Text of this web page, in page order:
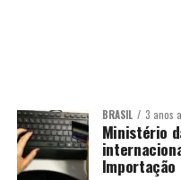
BRASIL 3 anos
Ministério
Importação